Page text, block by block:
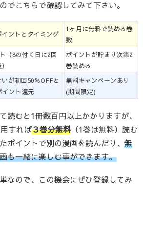
でこちらで確認してみて下さい。
イントとタイミング
1ヶ月に無料で読める巻
数
（8の付く日に2回
ポイントが貯まり次第2
巻読める
が初回50％OFFと
イント還元
無料キャンペーンあり
(期間限定)
読むと1冊数百円以上かかりますが、
すれば３巻分無料（1巻は無料）読む
ポイントで別の漫画を読んだり、 無
も一緒に楽しむ事ができます。
なので、この機会にぜひ登録してみ